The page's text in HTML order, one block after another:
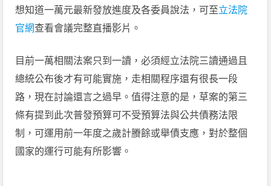
想知道一萬元最新發放進度及各委員說法，可至立法院
官網查看會議完整直播影片。
目前一萬相關法案只到一讀，必須經立法院三讀通過且
總統公布後才有可能實施，走相關程序還有很長一段
路，現在討論還言之過早。值得注意的是，草案的第三
條有提到此次普發預算可不受預算法與公共債務法限
制，可運用前一年度之歲計賸餘或舉債支應，對於整個
國家的運行可能有所影響。